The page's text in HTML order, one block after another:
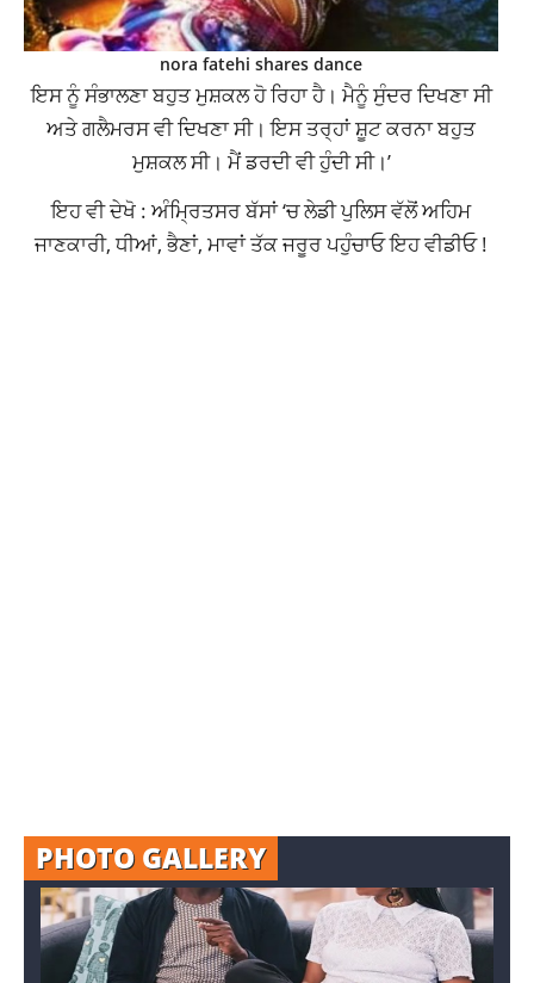
nora fatehi shares dance
ਇਸ ਨੂੰ ਸੰਭਾਲਣਾ ਬਹੁਤ ਮੁਸ਼ਕਲ ਹੋ ਰਿਹਾ ਹੈ। ਮੈਨੂੰ ਸੁੰਦਰ ਦਿਖਣਾ ਸੀ
ਅਤੇ ਗਲੈਮਰਸ ਵੀ ਦਿਖਣਾ ਸੀ। ਇਸ ਤਰ੍ਹਾਂ ਸ਼ੂਟ ਕਰਨਾ ਬਹੁਤ
ਮੁਸ਼ਕਲ ਸੀ। ਮੈਂ ਡਰਦੀ ਵੀ ਹੁੰਦੀ ਸੀ।’
ਇਹ ਵੀ ਦੇਖੋ : ਅੰਮ੍ਰਿਤਸਰ ਬੱਸਾਂ ‘ਚ ਲੇਡੀ ਪੁਲਿਸ ਵੱਲੋਂ ਅਹਿਮ
ਜਾਣਕਾਰੀ, ਧੀਆਂ, ਭੈਣਾਂ, ਮਾਵਾਂ ਤੱਕ ਜਰੂਰ ਪਹੁੰਚਾਓ ਇਹ ਵੀਡੀਓ !
PHOTO GALLERY